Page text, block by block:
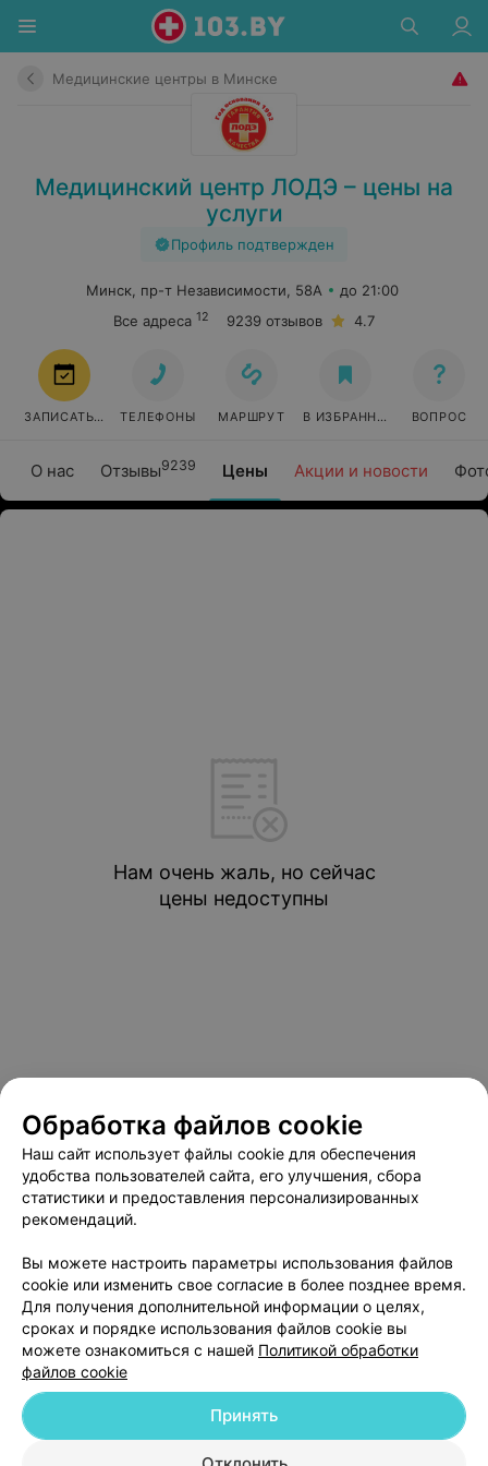
Медицинские центры в Минске
Медицинский центр ЛОДЭ – цены на
услуги
Профиль подтвержден
О нас Отзывы9239 Цены Акции и новости
Минск, пр-т Независимости, 58А
до 21:00
Все адреса 12 9239 отзывов 4.7
ЗАПИСАТЬСЯ ТЕЛЕФОНЫ МАРШРУТ В ИЗБРАННОЕ ВОПРОС
Нам очень жаль, но сейчас
цены недоступны
О проекте
Медицинский маркетинг
Публичный договор
Пользовательское соглашение
Способы оплаты
Вакансии
Партнеры
Написать руководителю 103.by
Персональные настройки cookie
Обработка персональных данных
Обработка файлов cookie
Наш сайт использует файлы cookie для обеспечения
удобства пользователей сайта, его улучшения, сбора
статистики и предоставления персонализированных
рекомендаций.
Вы можете настроить параметры использования файлов
cookie или изменить свое согласие в более позднее время.
Для получения дополнительной информации о целях,
сроках и порядке использования файлов cookie вы
можете ознакомиться с нашей Политикой обработки
файлов cookie
Принять